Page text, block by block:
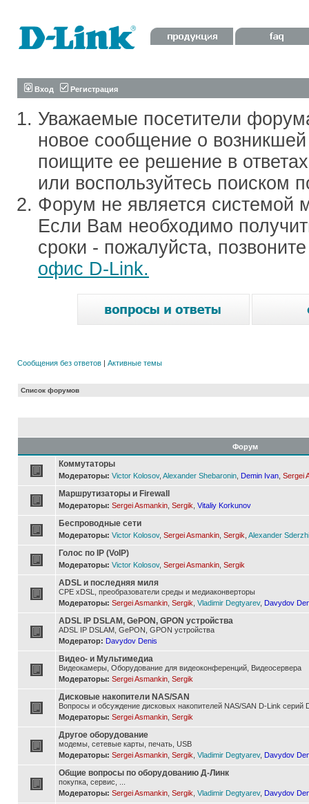
Вход Регистрация
Уважаемые посетители
новое сообщение о
поищите ее решение в
или воспользуйтесь поиском
Форум не является системой
Если Вам необходимо
сроки - пожалуйста,
офис D-Link.
Сообщения без ответов | Активные темы
Список форумов
Форум
Коммутаторы
Модераторы: Victor Kolosov, Alexander Shebaronin Demin Ivan Sergei
Маршрутизаторы и Firewall
Модераторы: Sergei Asmankin Sergik Vitaliy Korkunov
Беспроводные сети
Модераторы: Victor Kolosov, Sergei Asmankin Sergik Alexander
Голос по IP (VoIP)
Модераторы: Victor Kolosov, Sergei Asmankin Sergik
ADSL и последняя миля
CPE xDSL, преобразователи среды и медиаконверторы
Модераторы: Sergei Asmankin Sergik Vladimir Degtyarev, Davydov
ADSL IP DSLAM, GePON, GPON устройства
ADSL IP DSLAM, GePON, GPON устройства
Модератор: Davydov Denis
Видео- и Мультимедиа
Видеокамеры, Оборудование для видеоконференций, Видеосервера
Модераторы: Sergei Asmankin Sergik
Дисковые накопители NAS/SAN
Вопросы и обсуждение дисковых накопителей NAS/SAN D-Link серий
Модераторы: Sergei Asmankin Sergik
Другое оборудование
модемы, сетевые карты, печать, USB
Модераторы: Sergei Asmankin Sergik Vladimir Degtyarev, Davydov
Общие вопросы по оборудованию Д-Линк
покупка, сервис, ...
Модераторы: Sergei Asmankin Sergik Vladimir Degtyarev, Davydov